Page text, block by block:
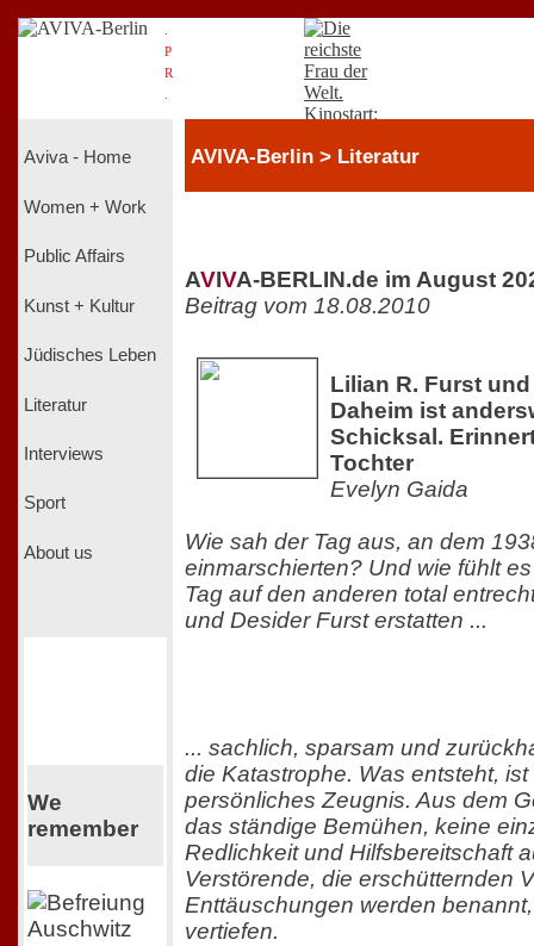
P
R
Aviva - Home
Women + Work
Public Affairs
Kunst + Kultur
Jüdisches Leben
Literatur
Interviews
Sport
About us
We
remember
AVIVA-Berlin > Literatur
AVIVA-BERLIN.de im August
Beitrag vom 18.08.2010
Lilian R. Furst
Daheim ist
Schicksal.
Tochter
Evelyn Gaida
Wie sah der Tag aus, an dem
einmarschierten? Und wie fühlt
Tag auf den anderen total
und Desider Furst erstatten ...
... sachlich, sparsam und
die Katastrophe. Was entsteht,
persönliches Zeugnis. Aus dem
das ständige Bemühen, keine
Redlichkeit und Hilfsbereitschaft
Verstörende, die erschütternden
Enttäuschungen werden
vertiefen.